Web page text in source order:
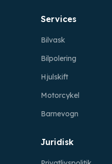
Services
Bilvask
Bilpolering
Hjulskift
Motorcykel
Barnevogn
Juridisk